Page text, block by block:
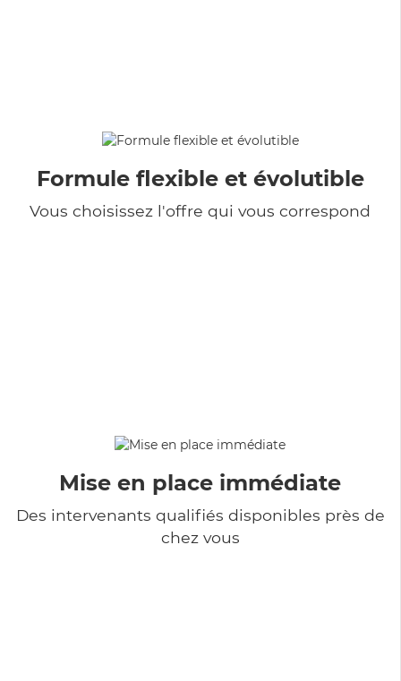
Formule flexible et évolutible
Vous choisissez l'offre qui vous correspond
Mise en place immédiate
Des intervenants qualifiés disponibles près de
chez vous